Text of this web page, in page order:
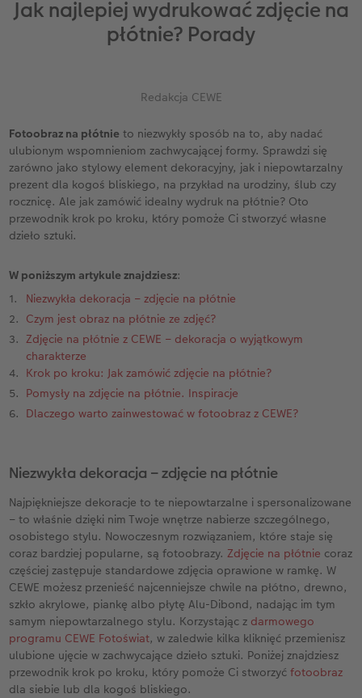
Kwadratowa XL
A5* pozioma
Format Kids
Fotoksiążka ślubna
Fotoksiążka z podróży
Na roczek dziecka
Przykłady klientów
Zdjęcie w ramce
Zdjęcia natychmiastowe
Fotozestawy
Usługi analogowe
Fotonaklejki
Paski ze zdjęciami
Dodatki do zdjęć
Fotokartki
Gry i zabawki
Artykuły szkolne
Fotoobraz na płycie Alu-Dibond
Fotopanel
Gallery Print
Fotoobraz na piance ze zdjęciem retro XXL
Dodatki do fotoobrazów
Dodatki do fotoplakatów
Kalendarz dla babci i dziadka
Kalendarz dla mamy
Kalendarz dla brata
Kalendarz dla dziadka
Terminarz urodzinowy
Terminarz dla dwojga
Terminarz ścienny roczny
Biuro obsługi klienta CEWE
Gwarancja satysfakcji
Urodziny
Kronika roczna
Cytaty
Magazyn CEWE Fotoinspiracje
Jak najlepiej wydrukować zdjęcie na
płótnie? Porady
Redakcja CEWE
Fotoobraz na płótnie to niezwykły sposób na to, aby nadać
ulubionym wspomnieniom zachwycającej formy. Sprawdzi się
zarówno jako stylowy element dekoracyjny, jak i niepowtarzalny
prezent dla kogoś bliskiego, na przykład na urodziny, ślub czy
rocznicę. Ale jak zamówić idealny wydruk na płótnie? Oto
przewodnik krok po kroku, który pomoże Ci stworzyć własne
dzieło sztuki.
W poniższym artykule znajdziesz:
Niezwykła dekoracja – zdjęcie na płótnie
Czym jest obraz na płótnie ze zdjęć?
Zdjęcie na płótnie z CEWE – dekoracja o wyjątkowym
charakterze
Krok po kroku: Jak zamówić zdjęcie na płótnie?
Pomysły na zdjęcie na płótnie. Inspiracje
Dlaczego warto zainwestować w fotoobraz z CEWE?
Niezwykła dekoracja – zdjęcie na płótnie
Najpiękniejsze dekoracje to te niepowtarzalne i spersonalizowane
– to właśnie dzięki nim Twoje wnętrze nabierze szczególnego,
osobistego stylu. Nowoczesnym rozwiązaniem, które staje się
coraz bardziej popularne, są fotoobrazy.Zdjęcie na płótnie coraz
częściej zastępuje standardowe zdjęcia oprawione w ramkę. W
CEWE możesz przenieść najcenniejsze chwile na płótno, drewno,
szkło akrylowe, piankę albo płytę Alu-Dibond, nadając im tym
samym niepowtarzalnego stylu. Korzystając z darmowego
programu CEWE Fotoświat, w zaledwie kilka kliknięć przemienisz
ulubione ujęcie w zachwycające dzieło sztuki. Poniżej znajdziesz
przewodnik krok po kroku, który pomoże Ci stworzyćfotoobraz
dla siebie lub dla kogoś bliskiego.